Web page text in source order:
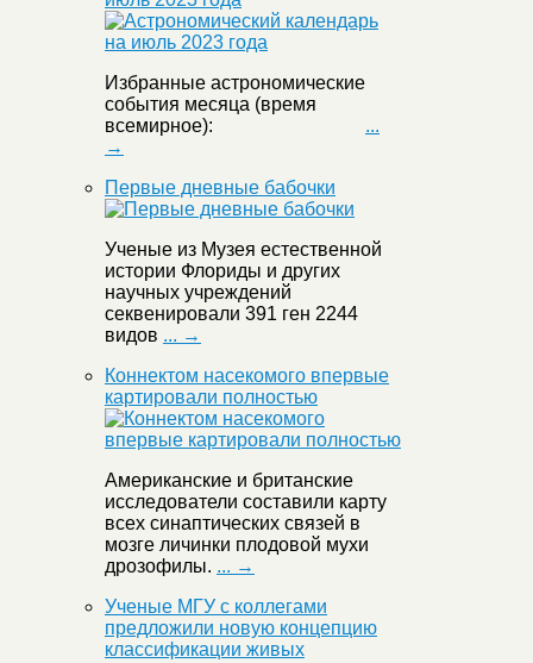
Избранные астрономические
события месяца (время
всемирное): ...
→
Первые дневные бабочки
Ученые из Музея естественной
истории Флориды и других
научных учреждений
секвенировали 391 ген 2244
видов ... →
Коннектом насекомого впервые
картировали полностью
Американские и британские
исследователи составили карту
всех синаптических связей в
мозге личинки плодовой мухи
дрозофилы. ... →
Ученые МГУ с коллегами
предложили новую концепцию
классификации живых